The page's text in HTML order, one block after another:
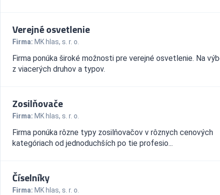
Verejné osvetlenie
Firma: MK hlas, s. r. o.
Firma ponúka široké možnosti pre verejné osvetlenie. Na
z viacerých druhov a typov.
Zosilňovače
Firma: MK hlas, s. r. o.
Firma ponúka rôzne typy zosilňovačov v rôznych cenových
kategóriach od jednoduchších po tie profesio...
Číselníky
Firma: MK hlas, s. r. o.